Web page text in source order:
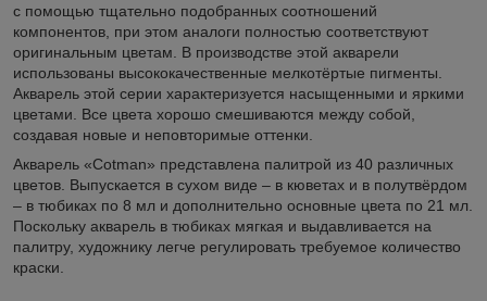
с помощью тщательно подобранных соотношений
компонентов, при этом аналоги полностью соответствуют
оригинальным цветам. В производстве этой акварели
использованы высококачественные мелкотёртые пигменты.
Акварель этой серии характеризуется насыщенными и яркими
цветами. Все цвета хорошо смешиваются между собой,
создавая новые и неповторимые оттенки.
Акварель «Cotman» представлена палитрой из 40 различных
цветов. Выпускается в сухом виде – в кюветах и в полутвёрдом
– в тюбиках по 8 мл и дополнительно основные цвета по 21 мл.
Поскольку акварель в тюбиках мягкая и выдавливается на
палитру, художнику легче регулировать требуемое количество
краски.